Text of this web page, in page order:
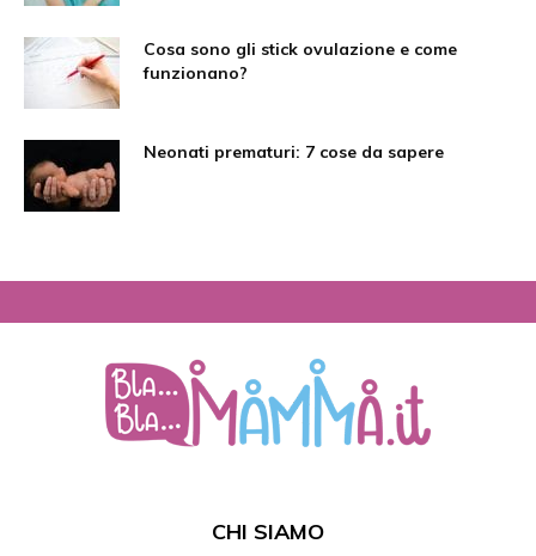
Cosa sono gli stick ovulazione e come
funzionano?
Neonati prematuri: 7 cose da sapere
CHI SIAMO